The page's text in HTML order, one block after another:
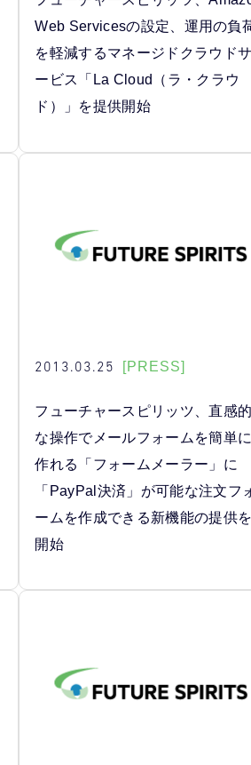
Web Servicesの設定、運用の負
を軽減するマネージドクラウドサ
ービス「La Cloud（ラ・クラウ
ド）」を提供開始
2013.03.25 [PRESS]
フューチャースピリッツ、直感的
な操作でメールフォームを簡単に
作れる「フォームメーラー」に
「PayPal決済」が可能な注文フ
ームを作成できる新機能の提供を
開始